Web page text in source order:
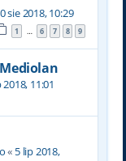
sie 2018, 10:29
1 … 6 7 8 9
11:01
« 5 lip 2018,